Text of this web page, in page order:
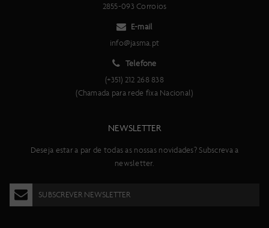
2855-093 Corroios
E-mail
info@jasma.pt
Telefone
(+351) 212 268 838
(Chamada para rede fixa Nacional)
NEWSLETTER
Deseja estar a par de todas as nossas novidades? Subscreva a
newsletter.
SUBSCREVER NEWSLETTER